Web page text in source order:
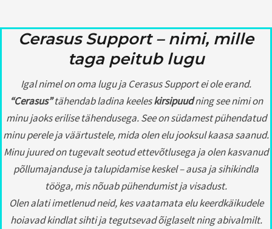
Cerasus Support – nimi, mille
taga peitub lugu
Igal nimel on oma lugu ja Cerasus Support ei ole erand.
“Cerasus”tähendab ladina keeleskirsipuudning see nimi on
minu jaoks erilise tähendusega. See on südamest pühendatud
minu perele ja väärtustele, mida olen elu jooksul kaasa saanud.
Minu juured on tugevalt seotud ettevõtlusega ja olen kasvanud
põllumajanduse ja talupidamise keskel – ausa ja sihikindla
tööga, mis nõuab pühendumist ja visadust.
Olen alati imetlenud neid, kes vaatamata elu keerdkäikudele
hoiavad kindlat sihti ja tegutsevad õiglaselt ning abivalmilt.